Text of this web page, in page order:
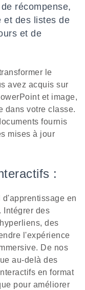
récompense,
et des listes de
et de
le
avez acquis sur
et image,
dans votre classe.
fournis
mises à jour
:
en
Intégrer des
des
l'expérience
De nos
au-delà des
en format
pour améliorer